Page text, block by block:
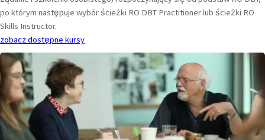
po którym następuje wybór ścieżki RO DBT Practitioner lub ścieżki RO
Skills Instructor.
zobacz dostępne kursy